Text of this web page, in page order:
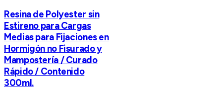
Resina de Polyester sin
Estireno para Cargas
Medias para Fijaciones en
Hormigón no Fisurado y
Mampostería / Curado
Rápido / Contenido
300ml.